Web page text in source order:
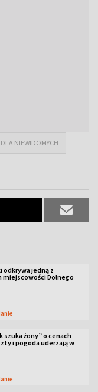
NIEWIDOMYCH
odkrywa jedną z
miejscowości Dolnego
szuka żony” o cenach
i pogoda uderzają w